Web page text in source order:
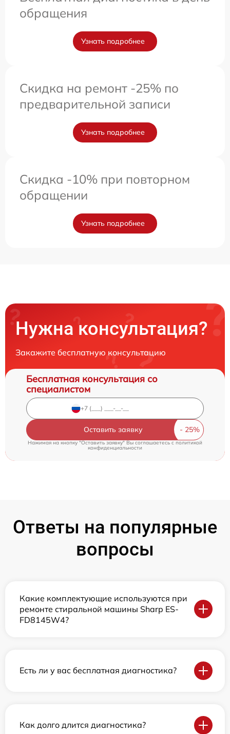
обращения
Узнать подробнее
Скидка на ремонт -25% по
предварительной записи
Узнать подробнее
Скидка -10% при повторном
обращении
Узнать подробнее
Нужна консультация?
Закажите бесплатную консультацию
Бесплатная консультация со
специалистом
Оставить заявку
Нажимая на кнопку "Оставить заявку" Вы соглашаетесь cполитикой
конфиденциальности
Ответы на популярные
вопросы
Какие комплектующие используются при
ремонте стиральной машины Sharp ES-
FD8145W4?
Есть ли у вас бесплатная диагностика?
Как долго длится диагностика?